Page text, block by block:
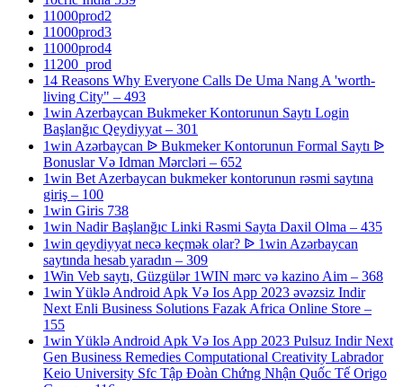
11000prod2
11000prod3
11000prod4
11200_prod
14 Reasons Why Everyone Calls De Uma Nang A 'worth-
living City" – 493
1win Azerbaycan Bukmeker Kontorunun Saytı Login
Başlanğıc Qeydiyyat – 301
1win Azərbaycan ᐉ Bukmeker Kontorunun Formal Saytı ᐉ
Bonuslar Və Idman Mərcləri – 652
1win Bet Azerbaycan bukmeker kontorunun rəsmi saytına
giriş – 100
1win Giris 738
1win Nadir Başlanğıc Linki Rəsmi Sayta Daxil Olma – 435
1win qeydiyyat necə keçmək olar? ᐉ 1win Azərbaycan
saytında hesab yaradın – 309
1Win Veb saytı, Güzgülər 1WIN mərc və kazino Aim – 368
1win Yüklə Android Apk Və Ios App 2023 əvəzsiz Indir
Next Enli Business Solutions Fazak Africa Online Store –
155
1win Yüklə Android Apk Və Ios App 2023 Pulsuz Indir Next
Gen Business Remedies Computational Creativity Labrador
Keio University Sfc Tập Đoàn Chứng Nhận Quốc Tế Origo